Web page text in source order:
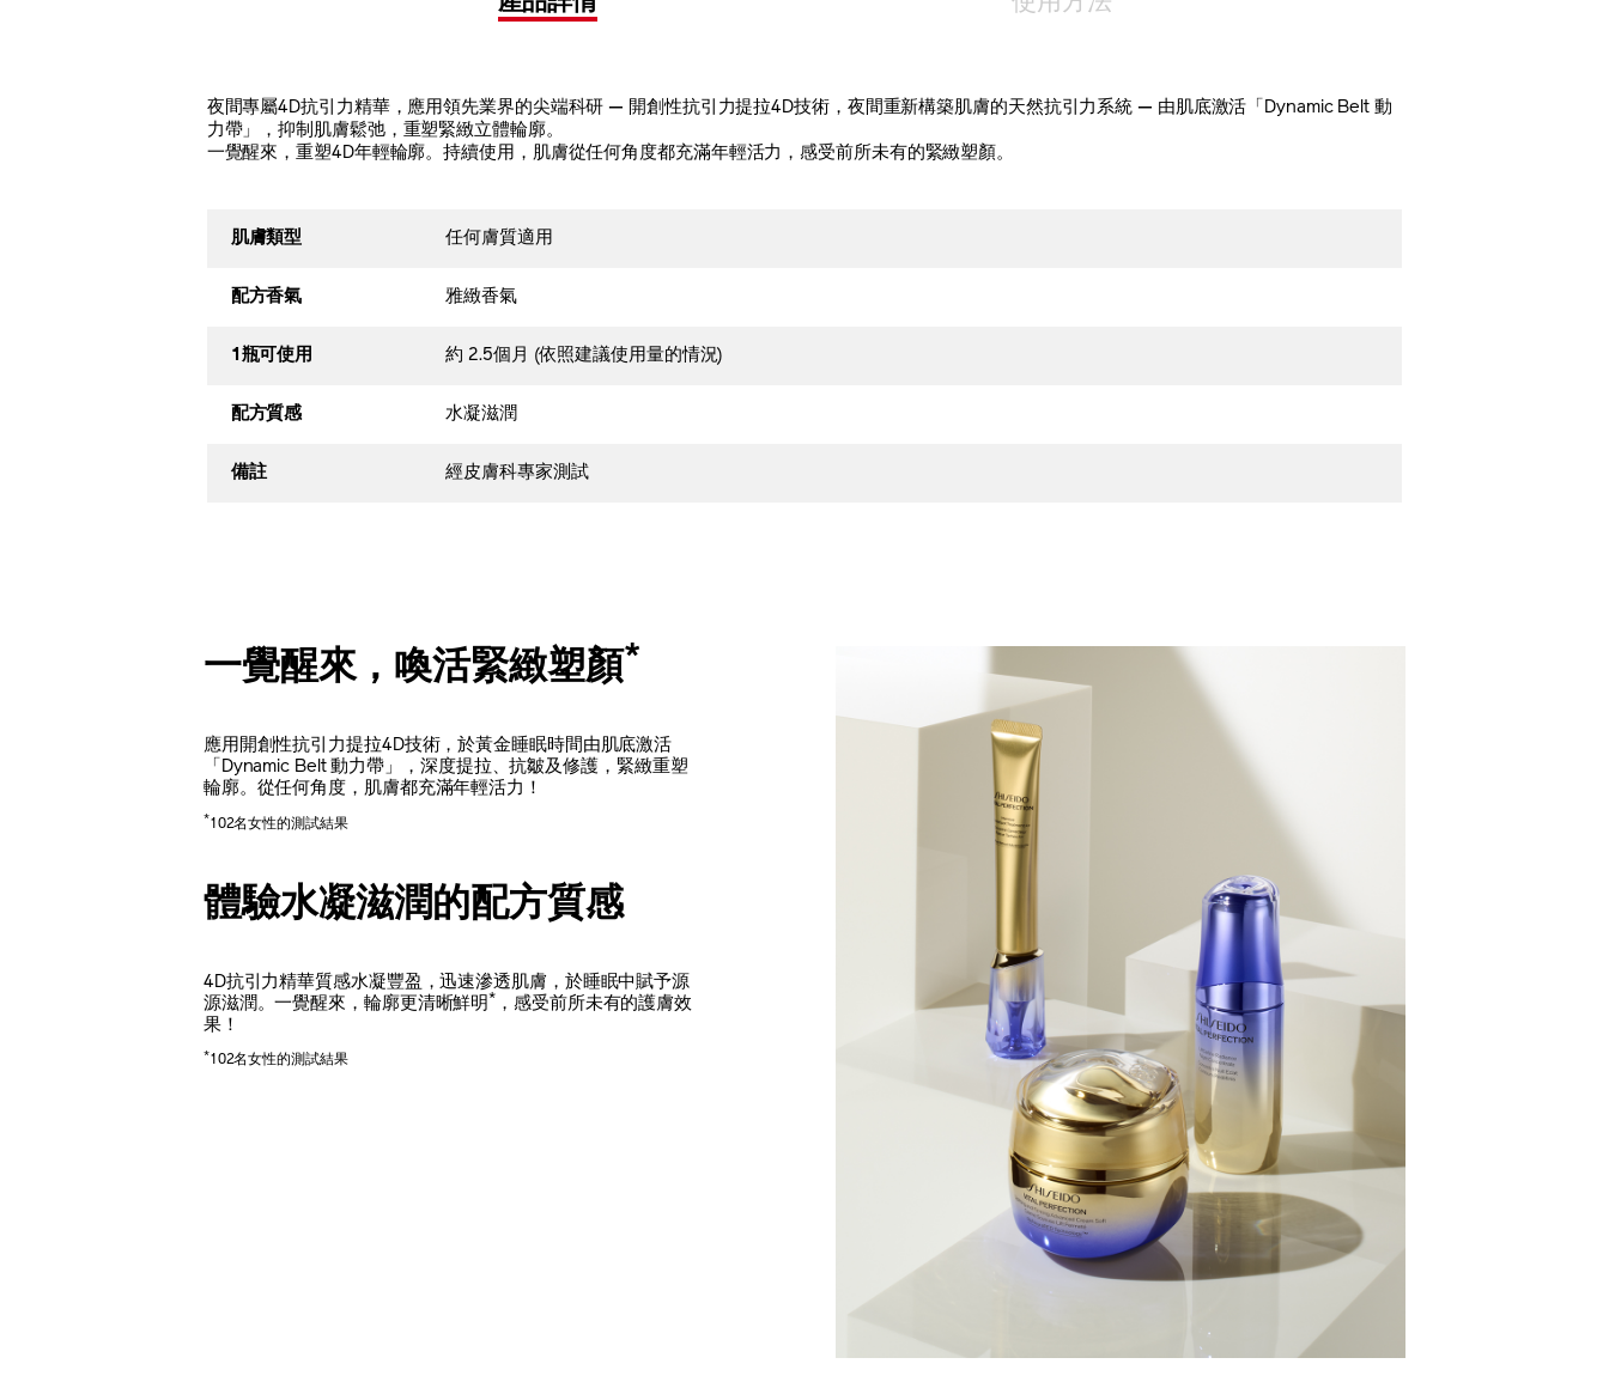
夜間專屬4D抗引力精華，應用領先業界的尖端科研 — 開創性抗引力提拉4D技術，夜間重新構築肌膚的天然抗引力系統 — 由肌底激活「Dynamic Belt 動
力帶」，抑制肌膚鬆弛，重塑緊緻立體輪廓。
一覺醒來，重塑4D年輕輪廓。持續使用，肌膚從任何角度都充滿年輕活力，感受前所未有的緊緻塑顏。
肌膚類型 任何膚質適用
配方香氣 雅緻香氣
1瓶可使用 約 2.5個月 (依照建議使用量的情況)
配方質感 水凝滋潤
備註 經皮膚科專家測試
一覺醒來，喚活緊緻塑顏*
應用開創性抗引力提拉4D技術，於黃金睡眠時間由肌底激活
「Dynamic Belt 動力帶」，深度提拉、抗皺及修護，緊緻重塑
輪廓。從任何角度，肌膚都充滿年輕活力！
*102名女性的測試結果
體驗水凝滋潤的配方質感
4D抗引力精華質感水凝豐盈，迅速滲透肌膚，於睡眠中賦予源
源滋潤。一覺醒來，輪廓更清晰鮮明 * ，感受前所未有的護膚效
果！
*102名女性的測試結果